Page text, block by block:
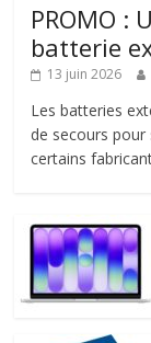
PROMO :
batterie
13 juin 2026
Les batteries
de secours pour
certains